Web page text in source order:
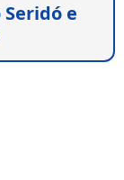
e